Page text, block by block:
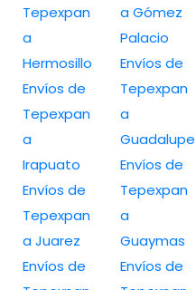
Tepexpan
a
Hermosillo
Envíos de
Tepexpan
a
Irapuato
Envíos de
Tepexpan
a Juarez
Envíos de
a Gómez
Palacio
Envíos de
Tepexpan
a
Guadalupe
Envíos de
Tepexpan
a
Guaymas
Envíos de